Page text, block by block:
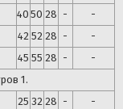
40 50 28 -
-
42 52 28 -
-
45 55 28 -
-
1.
25 32 28 -
-